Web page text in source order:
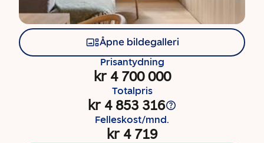
Åpne bildegalleri
Prisantydning
kr 4 700 000
Totalpris
kr 4 853 316
Felleskost/mnd.
kr 4 719